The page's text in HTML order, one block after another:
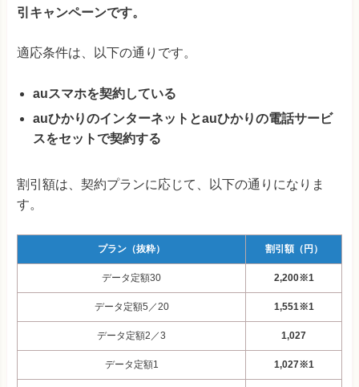
引キャンペーンです。
適応条件は、以下の通りです。
auスマホを契約している
auひかりのインターネットとauひかりの電話サービ
スをセットで契約する
割引額は、契約プランに応じて、以下の通りになりま
す。
プラン（抜粋） 割引額（円）
データ定額30 2,200※1
データ定額5／20 1,551※1
データ定額2／3 1,027
データ定額1 1,027※1